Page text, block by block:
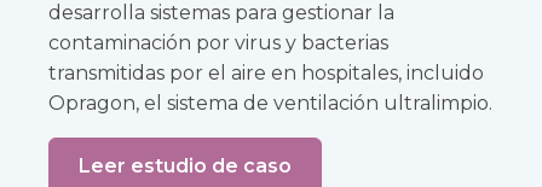
desarrolla sistemas para gestionar la
contaminación por virus y bacterias
transmitidas por el aire en hospitales, incluido
Opragon, el sistema de ventilación ultralimpio.
Leer estudio de caso